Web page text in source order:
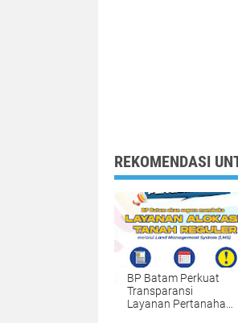
REKOMENDASI
BP Batam Perkuat
Transparansi
Layanan Pertanahan,